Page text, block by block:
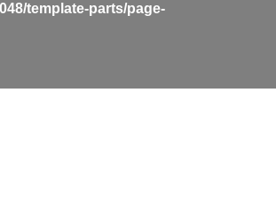
template-parts/page-